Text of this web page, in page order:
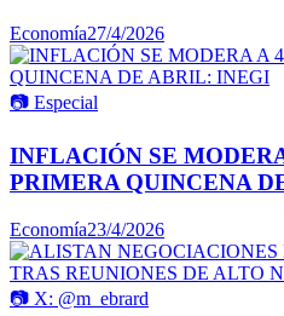
Economía27/4/2026
📷 Especial
INFLACIÓN SE
PRIMERA QUINCENA
Economía23/4/2026
📷 X: @m_ebrard